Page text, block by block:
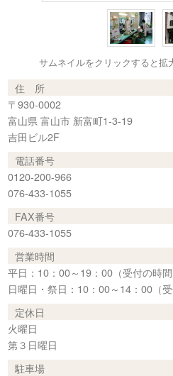
サムネイルをクリックすると拡
住 所
〒930-0002
富山県 富山市 新富町1-3-19
吉田ビル2F
電話番号
0120-200-966
076-433-1055
FAX番号
076-433-1055
営業時間
平日：10：00～19：00（受付の時間
日曜日・祭日：10：00～14：00（受
定休日
火曜日
第３日曜日
駐車場